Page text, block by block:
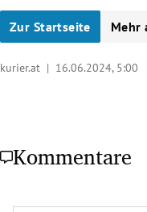
Zur Startseite Mehr
kurier.at | 16.06.2024, 5:00
Kommentare